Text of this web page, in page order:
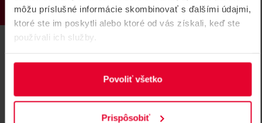
môžu príslušné informácie skombinovať s ďalšími údajmi,
ktoré ste im poskytli alebo ktoré od vás získali, keď ste
používali ich služby.
Povoliť všetko
Prispôsobiť